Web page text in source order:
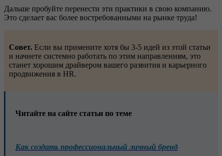
Дальше пробуйте перенести эти практики в свою компанию.
Это сделает вас более востребованными на рынке труда!
Совет. Если вы примените хотя бы 3-5 идей из этой статьи
и начнете системно работать по этим направлениям, это
станет хорошим драйвером вашего развития и карьерного
продвижения в HR.
Читайте на сайте статьи по теме
Как создать профессиональный личный бренд